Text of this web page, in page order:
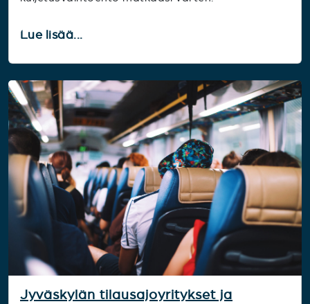
Lue lisää...
Jyväskylän tilausajoyritykset ja